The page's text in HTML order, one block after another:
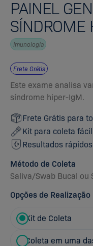
PAINEL
SÍNDROME
Imunologia
Frete Grátis
Este exame analisa
síndrome hiper-IgM.
Frete Grátis para
Kit para coleta
Resultados
Método de Coleta
Saliva/Swab Bucal ou
Opções de Realização
Kit de Coleta
Coleta em uma